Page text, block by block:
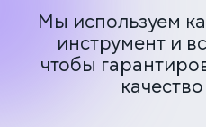
Мы используем
инструмент и
чтобы